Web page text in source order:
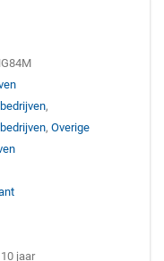
,
,Overige
jaar